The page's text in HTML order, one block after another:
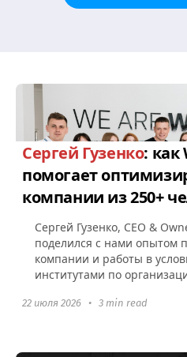
Сергей Гузенко: как
помогает
компании из 250+
Сергей Гузенко, СEO &
поделился с нами опытом
компании и работы в
институтами по
22 июля 2026 • 3 min read